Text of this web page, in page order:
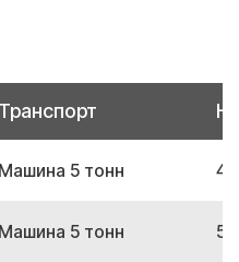
Транспорт
Машина 5 тонн
Машина 5 тонн